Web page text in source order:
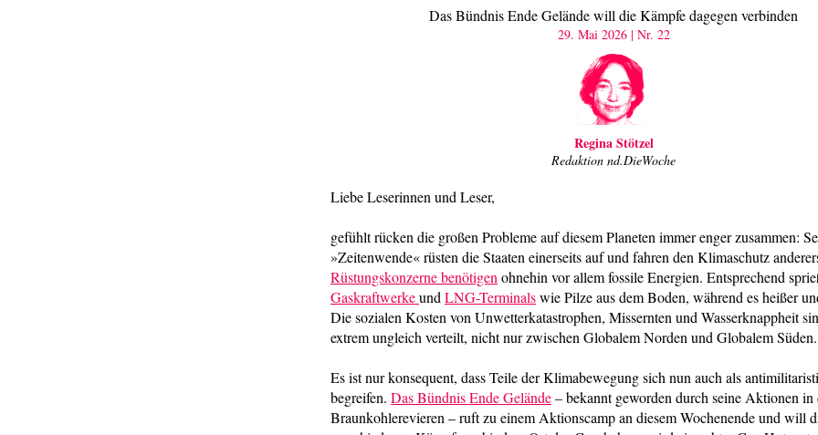
Das Bündnis Ende Gelände will die Kämpfe dagegen verbinden
29. Mai 2026 | Nr. 22
Regina Stötzel
Redaktion nd.DieWoche
Liebe Leserinnen und Leser,
gefühlt rücken die großen Probleme auf diesem Planeten immer enger zusammen:
»Zeitenwende« rüsten die Staaten einerseits auf und fahren den Klimaschutz
Rüstungskonzerne benötigen ohnehin vor allem fossile Energien. Entsprechend
Gaskraftwerkeund LNG-Terminalswie Pilze aus dem Boden, während es heißer
Die sozialen Kosten von Unwetterkatastrophen, Missernten und Wasserknappheit
extrem ungleich verteilt, nicht nur zwischen Globalem Norden und Globalem Süden.
Es ist nur konsequent, dass Teile der Klimabewegung sich nun auch als
begreifen. Das Bündnis Ende Gelände– bekannt geworden durch seine Aktionen in
Braunkohlerevieren – ruft zu einem Aktionscamp an diesem Wochenende und will